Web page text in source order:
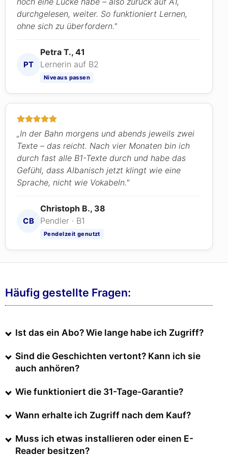
durchgelesen, weiter. So funktioniert Lernen,
ohne sich zu überfordern."
PT
Petra T., 41
Lernerin auf B2
Niveaus passen
„In der Bahn morgens und abends jeweils zwei
Texte – das reicht. Nach vier Monaten bin ich
durch fast alle B1-Texte durch und habe das
Gefühl, dass Albanisch jetzt klingt wie eine
Sprache, nicht wie Vokabeln."
CB
Christoph B., 38
Pendler · B1
Pendelzeit genutzt
Häufig gestellte Fragen:
Ist das ein Abo? Wie lange habe ich Zugriff?
Sind die Geschichten vertont? Kann ich sie
auch anhören?
Wie funktioniert die 31-Tage-Garantie?
Wann erhalte ich Zugriff nach dem Kauf?
Muss ich etwas installieren oder einen E-
Reader besitzen?